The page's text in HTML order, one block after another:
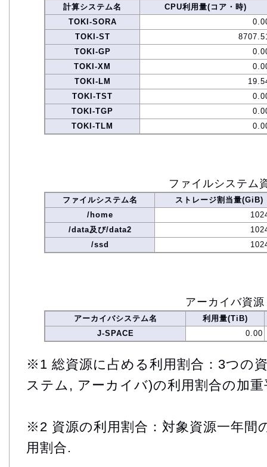
計算システム名
CPU利用量(コア・時)
TOKI-SORA
TOKI-ST
TOKI-GP
TOKI-XM
TOKI-LM
TOKI-TST
TOKI-TGP
TOKI-TLM
ファイルシステム
ファイルシステム名
ストレージ割当量(GiB)
/home
/data及び/data2
/ssd
アーカイバ資源
アーカイバシステム名
利用量(TiB)
J-SPACE
0.00
※1 総資源に占める利用割合：3つの
ステム, アーカイバ)の利用割合の加重
※2 資源の利用割合：対象資源一年間
用割合.